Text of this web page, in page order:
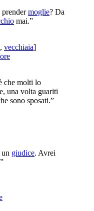
prendermoglie? Da
mai.”
, vecchiaia]
che molti lo
una volta guariti
sono sposati.”
giudice. Avrei